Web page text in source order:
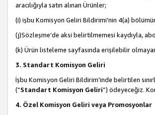
aracılığıyla satın alınan Ürünler;
(i) işbu Komisyon Geliri Bildirimi’nin 4(a)
(j)Sözleşme’de aksi belirtilmemesi kaydıyla,
(k) Ürün listeleme sayfasında erişilebilir
3. Standart Komisyon Geliri
İşbu Komisyon Geliri Bildirim’inde belirtilen
(“Standart Komisyon Geliri”) ödeyeceğiz.
4. Özel Komisyon Geliri veya Promosyonlar